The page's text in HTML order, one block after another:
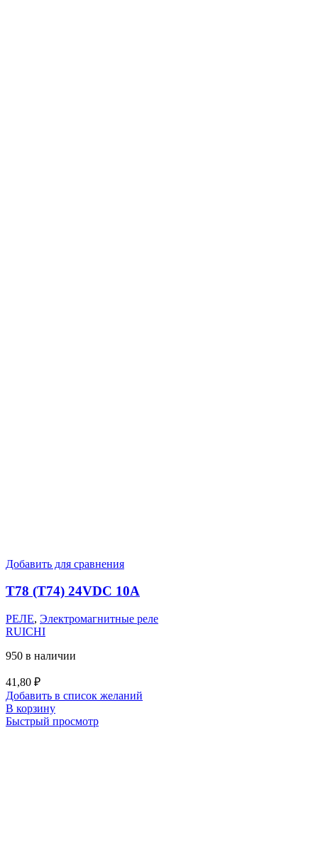
Добавить для сравнения
T78 (T74) 24VDC 10A
РЕЛЕ, Электромагнитные реле
RUICHI
950 в наличии
41,80 ₽
Добавить в список желаний
В корзину
Быстрый просмотр